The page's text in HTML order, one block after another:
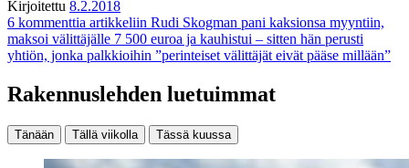
Kirjoitettu 8.2.2018
6 kommenttia artikkeliin Rudi Skogman pani kaksionsa myyntiin,
maksoi välittäjälle 7 500 euroa ja kauhistui – sitten hän perusti
yhtiön, jonka palkkioihin ”perinteiset välittäjät eivät pääse millään”
Rakennuslehden luetuimmat
Tänään Tällä viikolla Tässä kuussa